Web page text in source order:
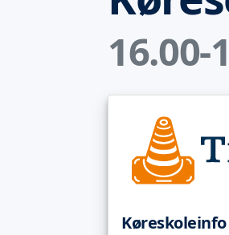
16.00-
Køreskoleinfo